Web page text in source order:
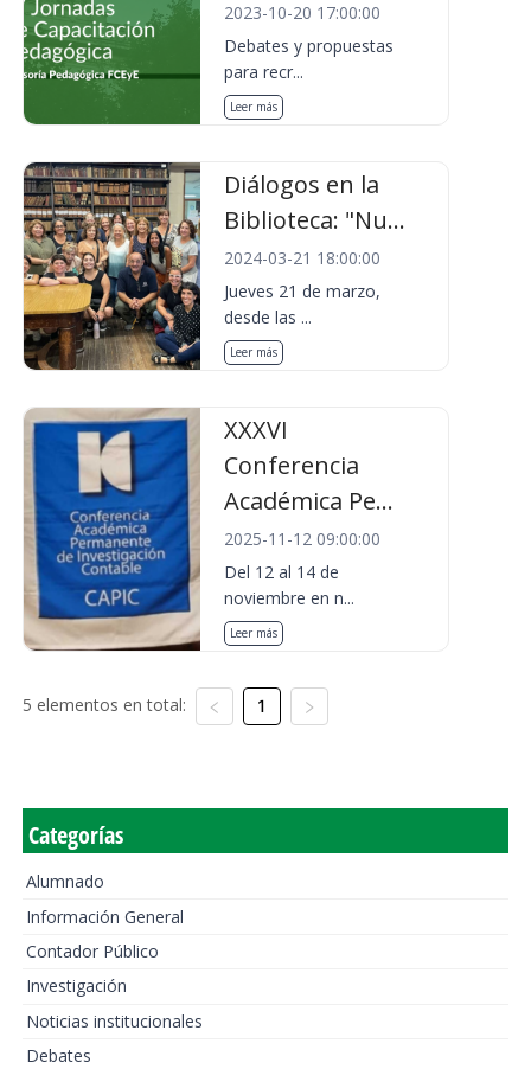
2023-10-20 17:00:00
Debates y propuestas
para recr...
Leer más
Diálogos en la
Biblioteca: "Nu...
2024-03-21 18:00:00
Jueves 21 de marzo,
desde las ...
Leer más
XXXVI
Conferencia
Académica Pe...
2025-11-12 09:00:00
Del 12 al 14 de
noviembre en n...
Leer más
5 elementos en total: 1
Categorías
Alumnado
Información General
Contador Público
Investigación
Noticias institucionales
Debates